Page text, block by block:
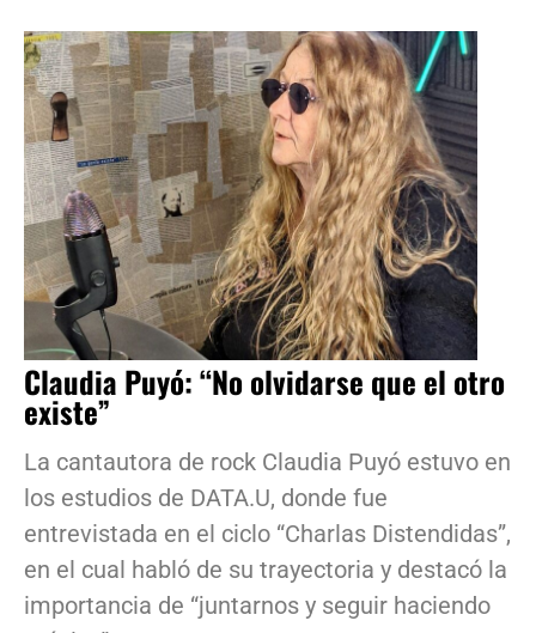
Claudia Puyó: “No olvidarse que el otro
existe”
La cantautora de rock Claudia Puyó estuvo en
los estudios de DATA.U, donde fue
entrevistada en el ciclo “Charlas Distendidas”,
en el cual habló de su trayectoria y destacó la
importancia de “juntarnos y seguir haciendo